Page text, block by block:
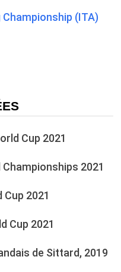
(ITA)
Cup 2021
2021
2021
Cup 2021
de Sittard, 2019